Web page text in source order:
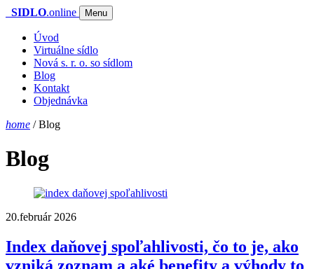
SIDLO.online Menu
Úvod
Virtuálne sídlo
Nová s. r. o. so sídlom
Blog
Kontakt
Objednávka
home /Blog
Blog
20.február 2026
Index daňovej spoľahlivosti, čo to je, ako
vzniká zoznam a aké benefity a výhody to